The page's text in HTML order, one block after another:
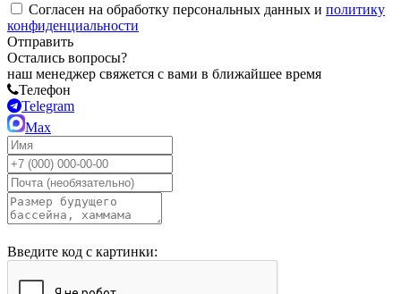
Согласен на обработку персональных данных и политику
конфиденциальности
Отправить
Остались вопросы?
наш менеджер свяжется с вами в ближайшее время
Телефон
Telegram
Max
Введите код с картинки: